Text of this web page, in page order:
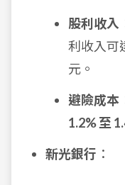
股利收入
利收入可
元。
避險成本
1.2% 至
新光銀行 ：